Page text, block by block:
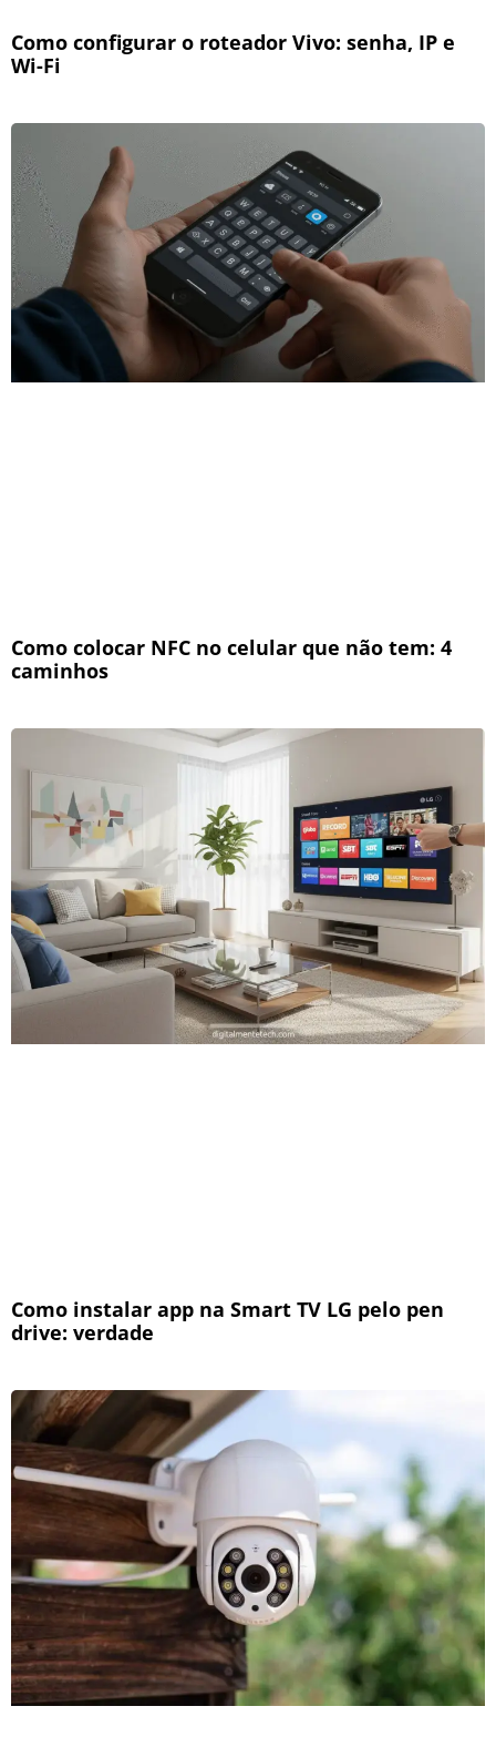
Como configurar o roteador Vivo: senha, IP e
Wi-Fi
Como colocar NFC no celular que não tem: 4
caminhos
Como instalar app na Smart TV LG pelo pen
drive: verdade